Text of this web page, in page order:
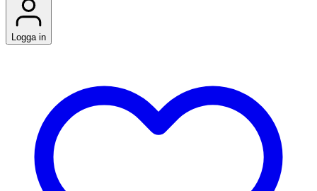
Logga in